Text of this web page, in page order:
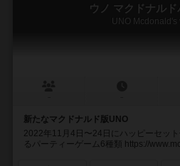
ウノ マクドナル
UNO Mcdonald's
新たなマクドナルド版UNO
2022年11月4日〜24日にハッピーセッ
るパーティーゲーム6種類 https://